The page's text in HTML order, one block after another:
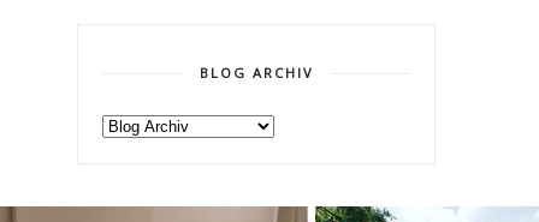
BLOG ARCHIV